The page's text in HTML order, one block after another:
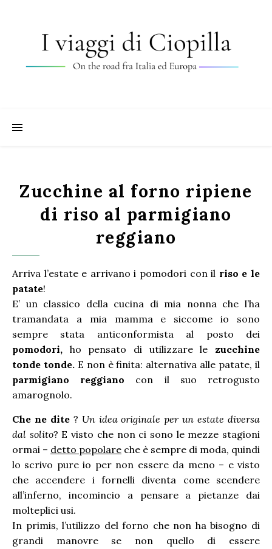
Zucchine al forno ripiene
di riso al parmigiano
reggiano
Arriva l’estate e arrivano i pomodori con il riso e le
patate!
E’ un classico della cucina di mia nonna che l’ha
tramandata a mia mamma e siccome io sono
sempre stata anticonformista al posto dei
pomodori, ho pensato di utilizzare le zucchine
tonde tonde. E non è finita: alternativa alle patate, il
parmigiano reggiano con il suo retrogusto
amarognolo.
Che ne dite? Un idea originale per un estate diversa
dal solito? E visto che non ci sono le mezze stagioni
ormai – detto popolare che è sempre di moda, quindi
lo scrivo pure io per non essere da meno – e visto
che accendere i fornelli diventa come scendere
all’inferno, incomincio a pensare a pietanze dai
molteplici usi.
In primis, l’utilizzo del forno che non ha bisogno di
grandi manovre se non quello di essere